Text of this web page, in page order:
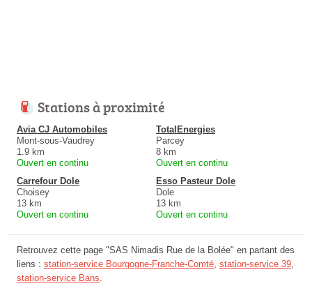
Stations à proximité
Avia CJ Automobiles
Mont-sous-Vaudrey
1.9 km
Ouvert en continu
TotalEnergies
Parcey
8 km
Ouvert en continu
Carrefour Dole
Choisey
13 km
Ouvert en continu
Esso Pasteur Dole
Dole
13 km
Ouvert en continu
Retrouvez cette page "SAS Nimadis Rue de la Bolée" en partant des
liens : station-service Bourgogne-Franche-Comté, station-service 39,
station-service Bans.